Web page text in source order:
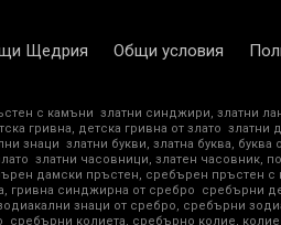
Щедрия Общи условия
с камъни златни синджири, златни
гривна, детска гривна от злато златни
знаци златни букви, златна буква, буква
златни часовници, златен часовник,
дамски пръстен, сребърен пръстен с
гривна синджирна от сребро сребърни
знаци от сребро, сребърни
сребърни колиета, сребърно колие,